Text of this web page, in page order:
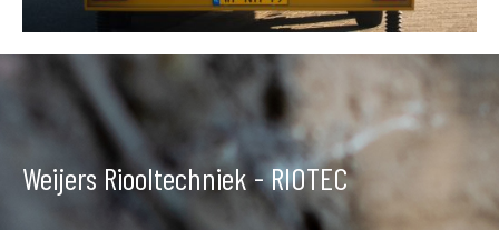
Weijers Riooltechniek - RIOTEC